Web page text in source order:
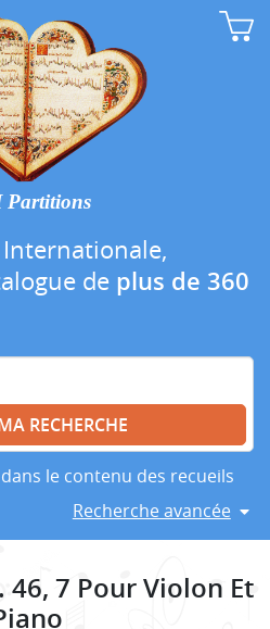
Partitions
de plus de 360
le contenu des recueils
Recherche avancée
7 Pour Violon Et